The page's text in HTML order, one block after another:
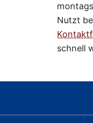
Nutzt
schnell